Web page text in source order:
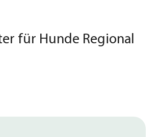
für Hunde Regional